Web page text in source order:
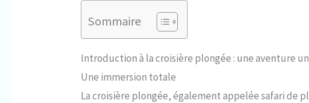
Sommaire
Introduction à la croisière plongée : une aventure
Une immersion totale
La croisière plongée, également appelée safari de